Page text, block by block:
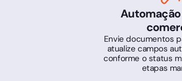
Envie documentos
atualize campos
conforme o status
etapas